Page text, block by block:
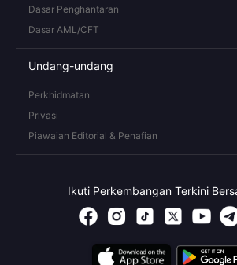
Dasar Penghantaran
Dasar AML/CFT
Undang-undang
Perkhidmatan
Privasi
Piawaian Editorial & Penafian
Ikuti Perkembangan Terkini